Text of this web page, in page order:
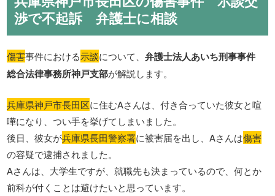
渉で不起訴 弁護士に相談
傷害事件における示談について、弁護士法人あいち刑事事件
総合法律事務所神戸支部が解説します。
兵庫県神戸市長田区に住むAさんは、付き合っていた彼女と喧
嘩になり、つい手を挙げてしまいました。
後日、彼女が兵庫県長田警察署に被害届を出し、Aさんは傷害
の容疑で逮捕されました。
Aさんは、大学生ですが、就職先も決まっているので、何とか
前科が付くことは避けたいと思っています。